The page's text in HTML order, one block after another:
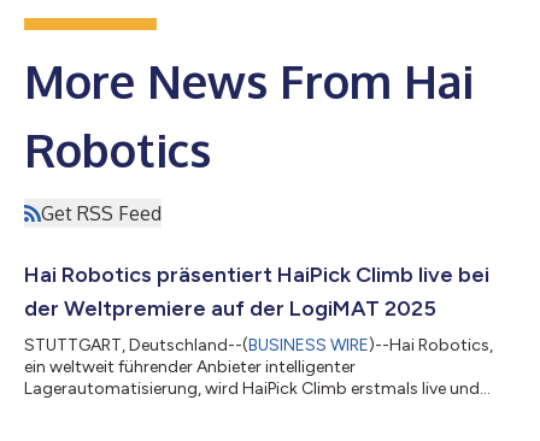
More News From Hai
Robotics
Get RSS Feed
Hai Robotics präsentiert HaiPick Climb live bei
der Weltpremiere auf der LogiMAT 2025
STUTTGART, Deutschland--(BUSINESS WIRE)--Hai Robotics,
ein weltweit führender Anbieter intelligenter
Lagerautomatisierung, wird HaiPick Climb erstmals live und